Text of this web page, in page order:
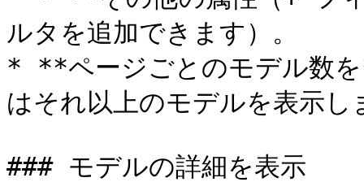
ルタを追加できます）。
* **ページごとのモデル数
はそれ以上のモデルを表示し
### モデルの詳細を表示